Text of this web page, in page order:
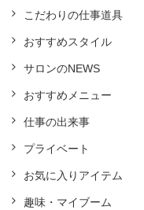
こだわりの仕事道具
おすすめスタイル
サロンのNEWS
おすすめメニュー
仕事の出来事
プライベート
お気に入りアイテム
趣味・マイブーム